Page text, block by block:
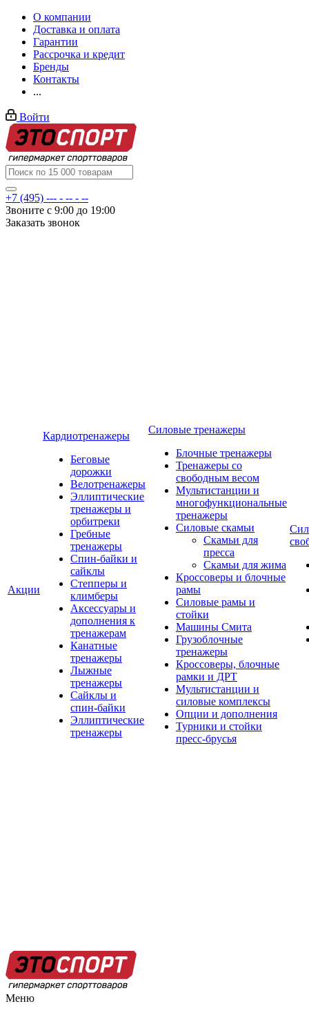
О компании
Доставка и оплата
Гарантии
Рассрочка и кредит
Бренды
Контакты
...
Войти
+7 (495) --- - -- - --
Звоните с 9:00 до 19:00
Заказать звонок
Акции
Кардиотренажеры
Беговые
дорожки
Велотренажеры
Эллиптические
тренажеры и
орбитреки
Гребные
тренажеры
Спин-байки и
сайклы
Степперы и
климберы
Аксессуары и
дополнения к
тренажерам
Канатные
тренажеры
Лыжные
тренажеры
Сайклы и
спин-байки
Эллиптические
тренажеры
Силовые тренажеры
Блочные тренажеры
Тренажеры со
свободным весом
Мультистанции и
многофункциональные
тренажеры
Силовые скамьи
Скамьи для
пресса
Скамьи для жима
Кроссоверы и блочные
рамы
Силовые рамы и
стойки
Машины Смита
Грузоблочные
тренажеры
Кроссоверы, блочные
рамки и ДРТ
Мультистанции и
силовые комплексы
Опции и дополнения
Турники и стойки
пресс-брусья
Меню